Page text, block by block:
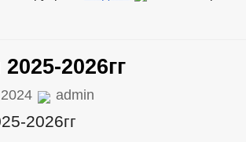
2026гг
admin
2026гг